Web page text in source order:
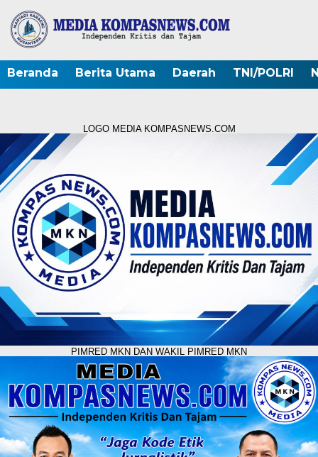
Beranda Berita Utama Daerah TNI/POLRI
LOGO MEDIA KOMPASNEWS.COM
PIMRED MKN DAN WAKIL PIMRED MKN